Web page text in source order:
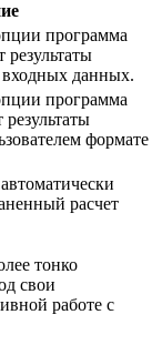
программа
результаты
данных.
программа
результаты
формате
расчет
тонко
свои
работе с